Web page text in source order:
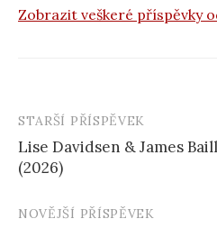
Zobrazit veškeré příspěvky
Navigace
příspěvku
STARŠÍ PŘÍSPĚVEK
Lise Davidsen & James
(2026)
NOVĚJŠÍ PŘÍSPĚVEK